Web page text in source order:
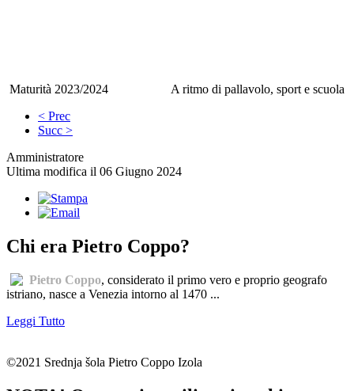
Maturità 2023/2024
A ritmo di pallavolo, sport e scuola
< Prec
Succ >
Amministratore
Ultima modifica il 06 Giugno 2024
Chi era Pietro Coppo?
Pietro Coppo, considerato il primo vero e proprio geografo
istriano, nasce a Venezia intorno al 1470 ...
Leggi Tutto
©2021 Srednja šola Pietro Coppo Izola